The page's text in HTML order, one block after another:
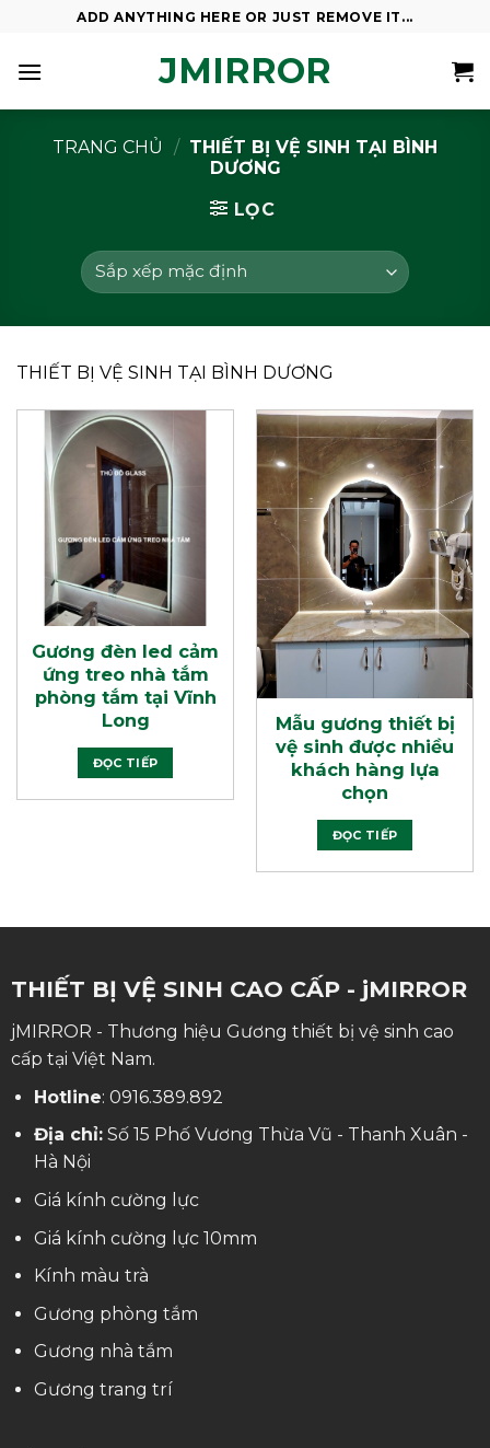
content
ADD ANYTHING HERE OR JUST REMOVE IT...
JMIRROR
TRANG CHỦ / THIẾT BỊ VỆ SINH TẠI BÌNH
DƯƠNG
LỌC
THIẾT BỊ VỆ SINH TẠI BÌNH DƯƠNG
Gương đèn led cảm
ứng treo nhà tắm
phòng tắm tại Vĩnh
Long
ĐỌC TIẾP
Mẫu gương thiết bị
vệ sinh được nhiều
khách hàng lựa
chọn
ĐỌC TIẾP
THIẾT BỊ VỆ SINH CAO CẤP - jMIRROR
jMIRROR - Thương hiệu Gương thiết bị vệ sinh cao
cấp tại Việt Nam.
Hotline: 0916.389.892
Địa chỉ:Số 15 Phố Vương Thừa Vũ - Thanh Xuân -
Hà Nội
Giá kính cường lực
Giá kính cường lực 10mm
Kính màu trà
Gương phòng tắm
Gương nhà tắm
Gương trang trí